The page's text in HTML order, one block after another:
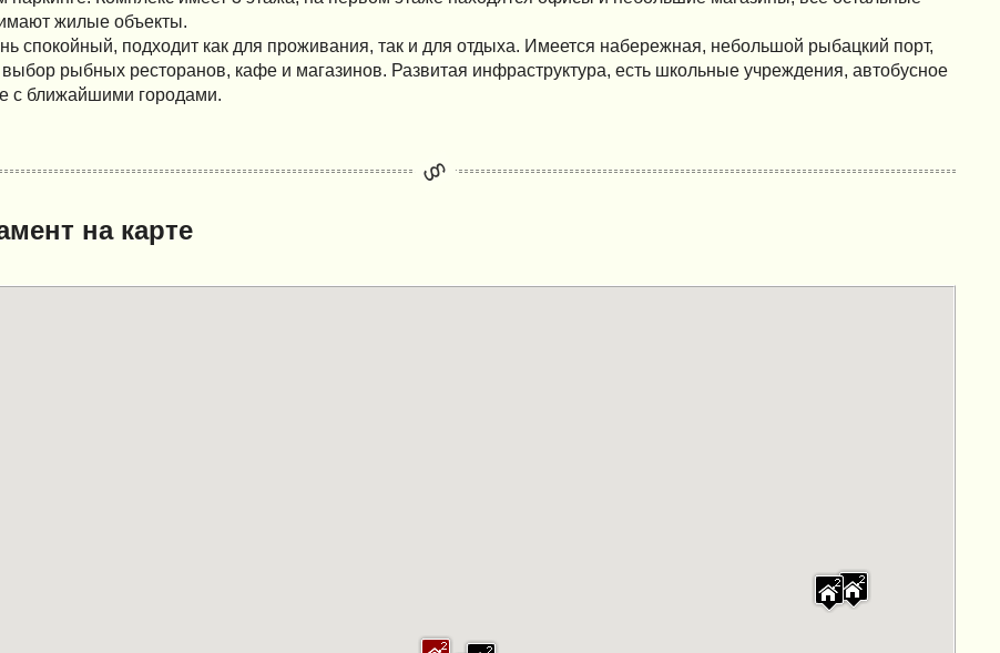
жилые объекты.
спокойный, подходит как для проживания, так и для отдыха. Имеется набережная, небольшой рыбацкий порт,
рыбных ресторанов, кафе и магазинов. Развитая инфраструктура, есть школьные учреждения, автобусное
с ближайшими городами.
на карте